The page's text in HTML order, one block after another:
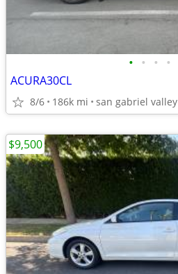
• • • •
ACURA30CL
8/6 186k mi san gabriel valley
$9,500